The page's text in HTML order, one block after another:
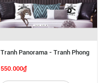
Tranh Panorama - Tranh Phong
Cảnh SGP 6142273
550.000₫